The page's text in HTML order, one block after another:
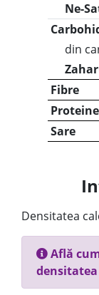
Ne-
din
Fibre
Proteine
Sare
Densitatea
Află